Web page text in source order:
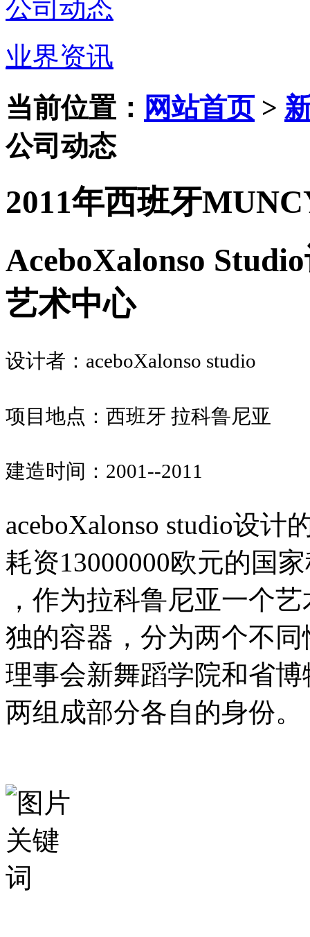
公司动态
业界资讯
当前位置： 网站首页>
公司动态
2011年西班牙
AceboXalonso
艺术中心
设计者：aceboXalonso studio
项目地点：西班牙 拉科鲁尼亚
建造时间：2001--2011
aceboXalonso studio设
耗资13000000欧元的国
，作为拉科鲁尼亚一个
独的容器，分为两个不
理事会新舞蹈学院和省
两组成部分各自的身份。